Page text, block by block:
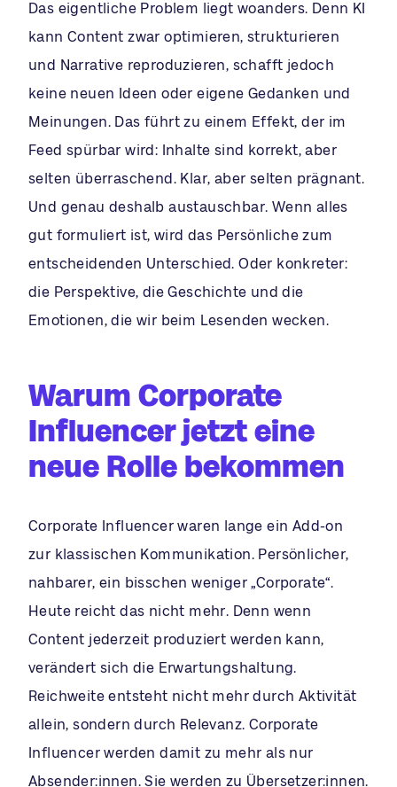
Das eigentliche Problem liegt woanders. Denn KI
kann Content zwar optimieren, strukturieren
und Narrative reproduzieren, schafft jedoch
keine neuen Ideen oder eigene Gedanken und
Meinungen. Das führt zu einem Effekt, der im
Feed spürbar wird: Inhalte sind korrekt, aber
selten überraschend. Klar, aber selten prägnant.
Und genau deshalb austauschbar. Wenn alles
gut formuliert ist, wird das Persönliche zum
entscheidenden Unterschied. Oder konkreter:
die Perspektive, die Geschichte und die
Emotionen, die wir beim Lesenden wecken.
Warum Corporate
Influencer jetzt eine
neue Rolle bekommen
Corporate Influencer waren lange ein Add-on
zur klassischen Kommunikation. Persönlicher,
nahbarer, ein bisschen weniger „Corporate“.
Heute reicht das nicht mehr. Denn wenn
Content jederzeit produziert werden kann,
verändert sich die Erwartungshaltung.
Reichweite entsteht nicht mehr durch Aktivität
allein, sondern durch Relevanz. Corporate
Influencer werden damit zu mehr als nur
Absender:innen. Sie werden zu Übersetzer:innen.